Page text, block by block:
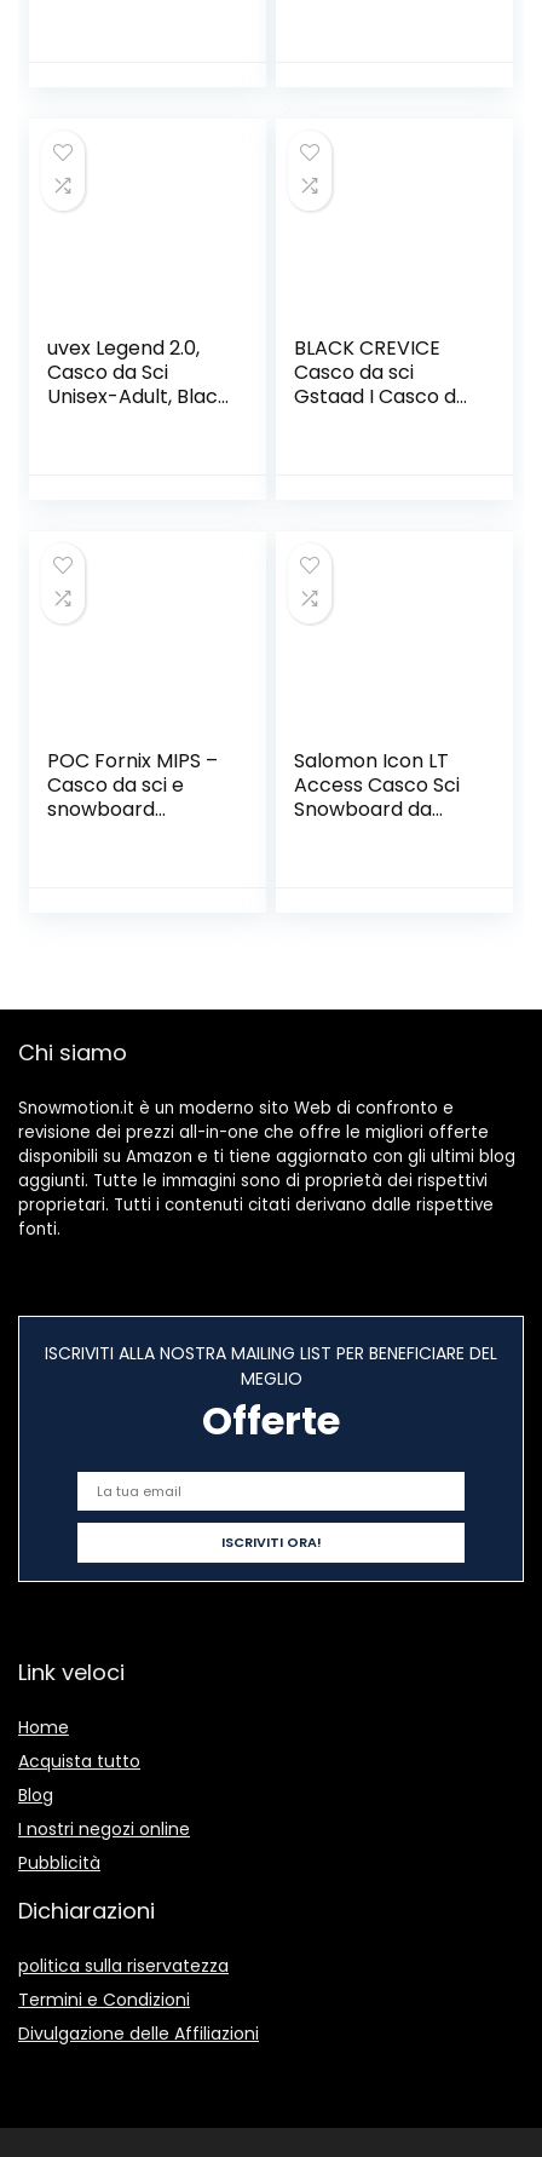
Regolabile, per
Adulti e Giovani
traspirante I
Misura regolabile
uvex Legend 2.0,
Casco da Sci
Unisex-Adult, Black
BLACK CREVICE
Casco da sci
Gstaad I Casco da
policarbonato I
Casco traspirante
I Regolabile
POC Fornix MIPS –
Casco da sci e
snowboard
Salomon Icon LT
Access Casco Sci
Snowboard da
Chi siamo
Snowmotion.it è un moderno sito Web di confronto e
revisione dei prezzi all-in-one che offre le migliori offerte
disponibili su Amazon e ti tiene aggiornato con gli ultimi blog
aggiunti. Tutte le immagini sono di proprietà dei rispettivi
proprietari. Tutti i contenuti citati derivano dalle rispettive
fonti.
ISCRIVITI ALLA NOSTRA MAILING LIST PER BENEFICIARE DEL
MEGLIO
Offerte
Link veloci
Home
Acquista tutto
Blog
I nostri negozi online
Pubblicità
Dichiarazioni
politica sulla riservatezza
Termini e Condizioni
Divulgazione delle Affiliazioni